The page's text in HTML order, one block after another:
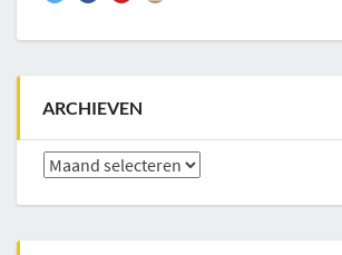
ARCHIEVEN
Archieven